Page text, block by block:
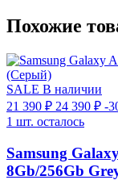
Похожие
SALE В наличии
21 390 ₽ 24 390 ₽ -
1 шт. осталось
Samsung
8Gb/256Gb